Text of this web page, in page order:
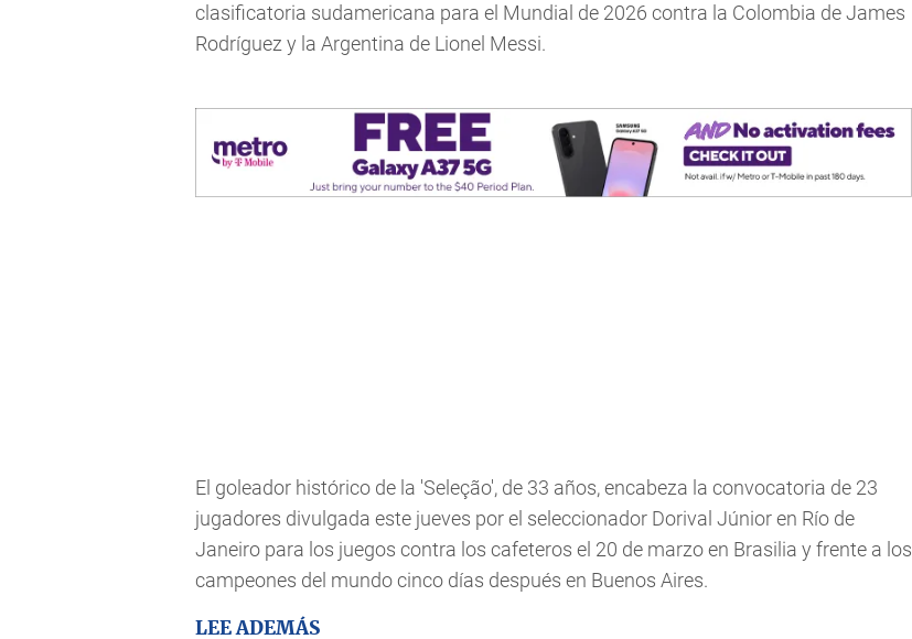
clasificatoria sudamericana para el Mundial de 2026 contra la Colombia de James
Rodríguez y la Argentina de Lionel Messi.
El goleador histórico de la 'Seleção', de 33 años, encabeza la convocatoria de 23
jugadores divulgada este jueves por el seleccionador Dorival Júnior en Río de
Janeiro para los juegos contra los cafeteros el 20 de marzo en Brasilia y frente a los
campeones del mundo cinco días después en Buenos Aires.
LEE ADEMÁS